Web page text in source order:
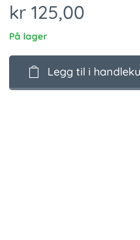
kr 125,00
På lager
Legg til i